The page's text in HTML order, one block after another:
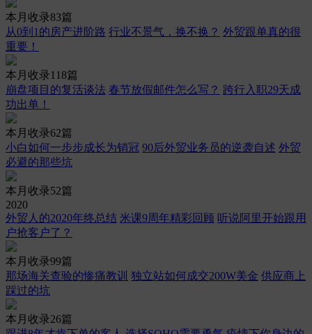
本月收录83篇
从0到1的房产进阶路 行业不景气，换不换？ 外贸跟单真的很
重要！
本月收录118篇
崩盘项目的复活谈法 春节放假邮件怎么写？ 跨行入职29天成
功出单！
本月收录62篇
小白如何一步步成长为销冠 90后外贸业务员的逆袭自述 外贸
必避的那些坑
本月收录52篇
2020
外贸人的2020年终总结 米课9周年精彩回顾 听说阿里开始跟用
户抢客户了？
本月收录99篇
那场海关查验的惨痛教训
独立站如何成交200W美金 供应商上
踩过的坑
本月收录26篇